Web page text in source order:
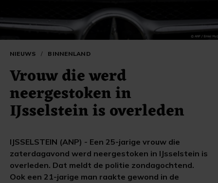
NIEUWS / BINNENLAND
Vrouw die werd
neergestoken in
IJsselstein is overleden
IJSSELSTEIN (ANP) - Een 25-jarige vrouw die
zaterdagavond werd neergestoken in IJsselstein is
overleden. Dat meldt de politie zondagochtend.
Ook een 21-jarige man raakte gewond in de